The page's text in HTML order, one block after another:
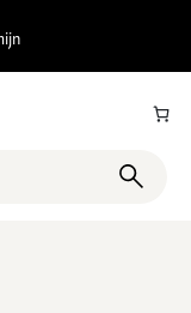
Nederland